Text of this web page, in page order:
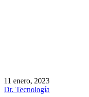
11 enero, 2023
Dr. Tecnología